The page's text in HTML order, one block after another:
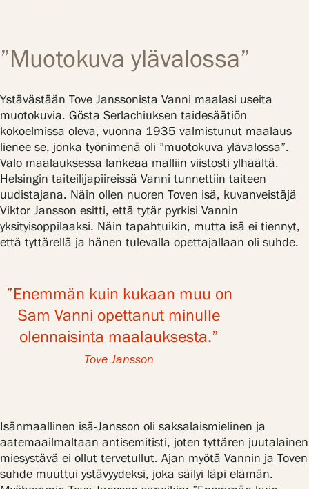
”Muotokuva ylävalossa”
Ystävästään Tove Janssonista Vanni maalasi useita
muotokuvia. Gösta Serlachiuksen taidesäätiön
kokoelmissa oleva, vuonna 1935 valmistunut maalaus
lienee se, jonka työnimenä oli ”muotokuva ylävalossa”.
Valo maalauksessa lankeaa malliin viistosti ylhäältä.
Helsingin taiteilijapiireissä Vanni tunnettiin taiteen
uudistajana. Näin ollen nuoren Toven isä, kuvanveistäjä
Viktor Jansson esitti, että tytär pyrkisi Vannin
yksityisoppilaaksi. Näin tapahtuikin, mutta isä ei tiennyt,
että tyttärellä ja hänen tulevalla opettajallaan oli suhde.
”Enemmän kuin kukaan muu on
Sam Vanni opettanut minulle
olennaisinta maalauksesta.”
Tove Jansson
Isänmaallinen isä-Jansson oli saksalaismielinen ja
aatemaailmaltaan antisemitisti, joten tyttären juutalainen
miesystävä ei ollut tervetullut. Ajan myötä Vannin ja Toven
suhde muuttui ystävyydeksi, joka säilyi läpi elämän.